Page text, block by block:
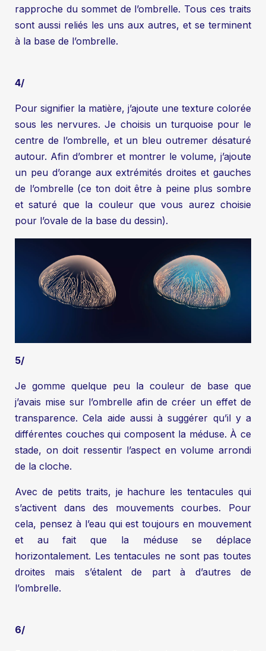
rapproche du sommet de l’ombrelle. Tous ces traits
sont aussi reliés les uns aux autres, et se terminent
à la base de l’ombrelle.
4/
Pour signifier la matière, j’ajoute une texture colorée
sous les nervures. Je choisis un turquoise pour le
centre de l’ombrelle, et un bleu outremer désaturé
autour. Afin d’ombrer et montrer le volume, j’ajoute
un peu d’orange aux extrémités droites et gauches
de l’ombrelle (ce ton doit être à peine plus sombre
et saturé que la couleur que vous aurez choisie
pour l’ovale de la base du dessin).
5/
Je gomme quelque peu la couleur de base que
j’avais mise sur l’ombrelle afin de créer un effet de
transparence. Cela aide aussi à suggérer qu’il y a
différentes couches qui composent la méduse. À ce
stade, on doit ressentir l’aspect en volume arrondi
de la cloche.
Avec de petits traits, je hachure les tentacules qui
s’activent dans des mouvements courbes. Pour
cela, pensez à l’eau qui est toujours en mouvement
et au fait que la méduse se déplace
horizontalement. Les tentacules ne sont pas toutes
droites mais s’étalent de part à d’autres de
l’ombrelle.
6/